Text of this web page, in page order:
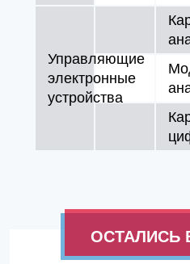
Управляющие
электронные
устройства
ОСТАЛИСЬ